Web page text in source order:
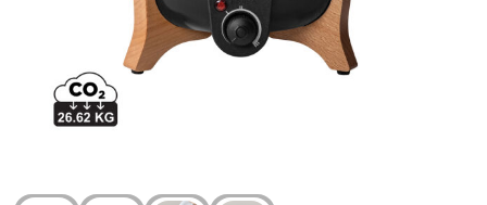
Verzorging & welness
Onderweg
Sinterklaas artikelen
Wijn, bier en proeverij